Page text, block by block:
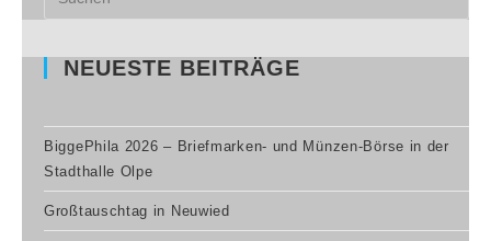
NEUESTE BEITRÄGE
BiggePhila 2026 – Briefmarken- und Münzen-Börse in der
Stadthalle Olpe
Großtauschtag in Neuwied